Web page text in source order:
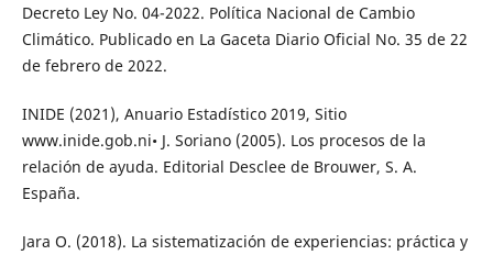
Decreto Ley No. 04-2022. Política Nacional de Cambio
Climático. Publicado en La Gaceta Diario Oficial No. 35 de 22
de febrero de 2022.
INIDE (2021), Anuario Estadístico 2019, Sitio
www.inide.gob.ni• J. Soriano (2005). Los procesos de la
relación de ayuda. Editorial Desclee de Brouwer, S. A.
España.
Jara O. (2018). La sistematización de experiencias: práctica y